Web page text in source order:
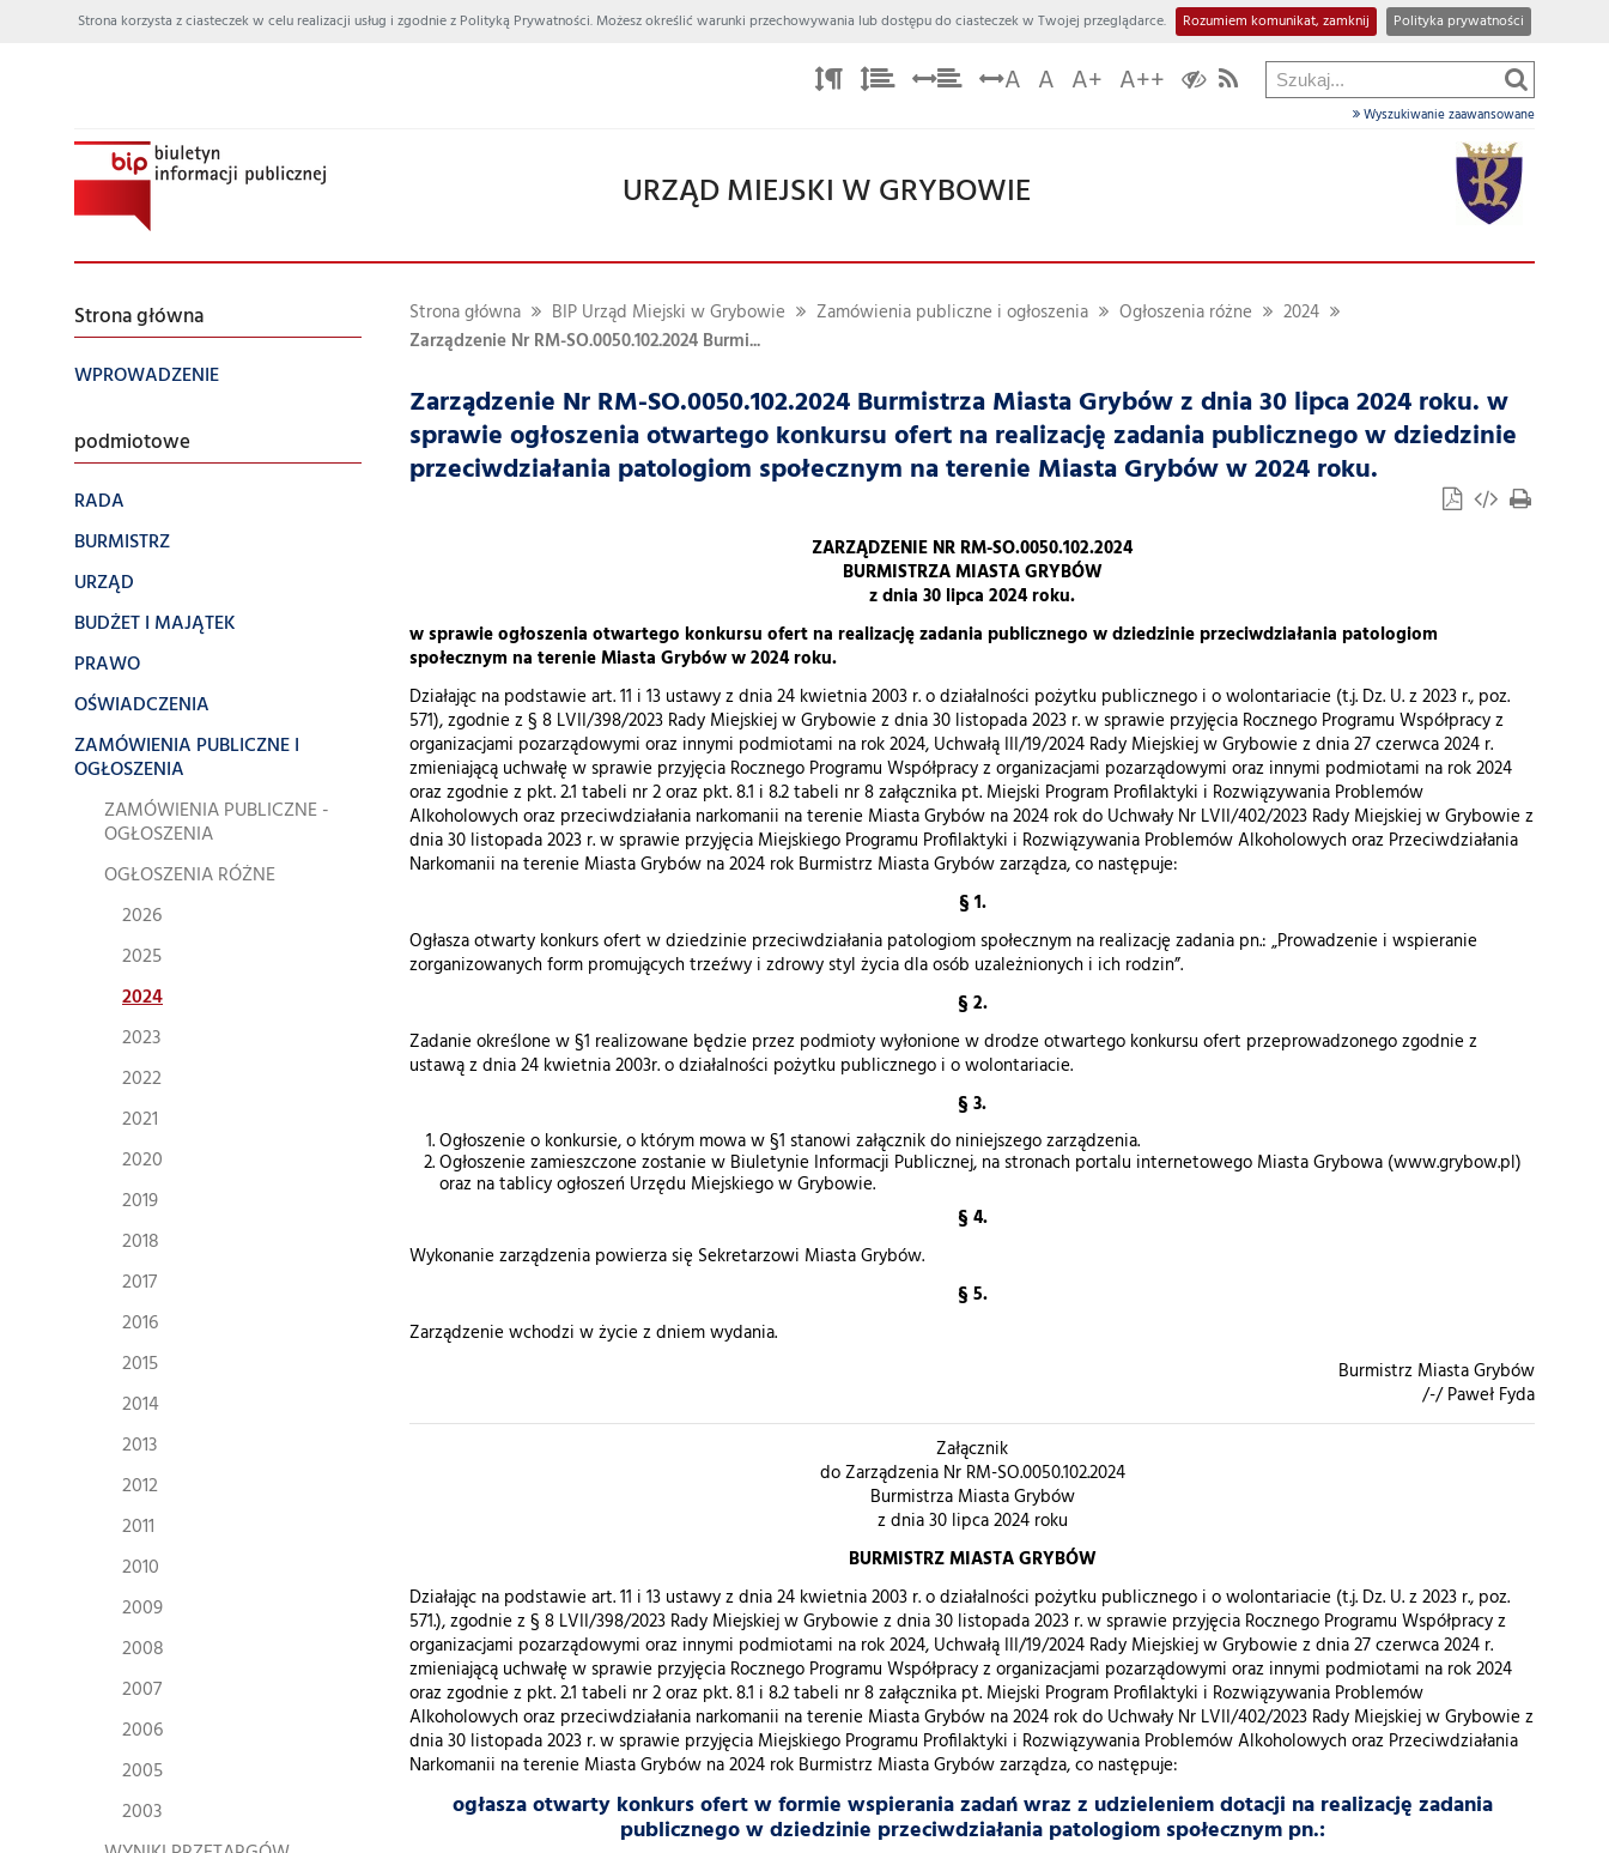
Strona korzysta z ciasteczek w celu realizacji usług i zgodnie z Polityką Prywatności. Możesz określić warunki przechowywania lub dostępu do ciasteczek w Twojej przeglądarce. Rozumiem komunikat, zamknij Polityka prywatności
A A A+ A++
Wyszukiwanie zaawansowane
URZĄD MIEJSKI W GRYBOWIE
Strona główna
WPROWADZENIE
podmiotowe
RADA
BURMISTRZ
URZĄD
BUDŻET I MAJĄTEK
PRAWO
OŚWIADCZENIA
ZAMÓWIENIA PUBLICZNE I
OGŁOSZENIA
ZAMÓWIENIA PUBLICZNE -
OGŁOSZENIA
OGŁOSZENIA RÓŻNE
2026
2025
2024
2023
2022
2021
2020
2019
2018
2017
2016
2015
2014
2013
2012
2011
2010
2009
2008
2007
2006
2005
2003
Strona główna BIP Urząd Miejski w Grybowie Zamówienia publiczne i ogłoszenia Ogłoszenia różne
2024
Zarządzenie Nr RM-SO.0050.102.2024 Burmi...
Zarządzenie Nr RM-SO.0050.102.2024 Burmistrza Miasta Grybów z dnia 30 lipca 2024 roku. w
sprawie ogłoszenia otwartego konkursu ofert na realizację zadania publicznego w dziedzinie
przeciwdziałania patologiom społecznym na terenie Miasta Grybów w 2024 roku.
ZARZĄDZENIE NR RM-SO.0050.102.2024
BURMISTRZA MIASTA GRYBÓW
z dnia 30 lipca 2024 roku.
w sprawie ogłoszenia otwartego konkursu ofert na realizację zadania publicznego w dziedzinie przeciwdziałania patologiom
społecznym na terenie Miasta Grybów w 2024 roku.
Działając na podstawie art. 11 i 13 ustawy z dnia 24 kwietnia 2003 r. o działalności pożytku publicznego i o wolontariacie (t.j. Dz. U. z 2023 r., poz.
571), zgodnie z § 8 LVII/398/2023 Rady Miejskiej w Grybowie z dnia 30 listopada 2023 r. w sprawie przyjęcia Rocznego Programu Współpracy z
organizacjami pozarządowymi oraz innymi podmiotami na rok 2024, Uchwałą III/19/2024 Rady Miejskiej w Grybowie z dnia 27 czerwca 2024 r.
zmieniającą uchwałę w sprawie przyjęcia Rocznego Programu Współpracy z organizacjami pozarządowymi oraz innymi podmiotami na rok 2024
oraz zgodnie z pkt. 2.1 tabeli nr 2 oraz pkt. 8.1 i 8.2 tabeli nr 8 załącznika pt. Miejski Program Profilaktyki i Rozwiązywania Problemów
Alkoholowych oraz przeciwdziałania narkomanii na terenie Miasta Grybów na 2024 rok do Uchwały Nr LVII/402/2023 Rady Miejskiej w Grybowie z
dnia 30 listopada 2023 r. w sprawie przyjęcia Miejskiego Programu Profilaktyki i Rozwiązywania Problemów Alkoholowych oraz Przeciwdziałania
Narkomanii na terenie Miasta Grybów na 2024 rok Burmistrz Miasta Grybów zarządza, co następuje:
§ 1.
Ogłasza otwarty konkurs ofert w dziedzinie przeciwdziałania patologiom społecznym na realizację zadania pn.: „Prowadzenie i wspieranie
zorganizowanych form promujących trzeźwy i zdrowy styl życia dla osób uzależnionych i ich rodzin”.
§ 2.
Zadanie określone w §1 realizowane będzie przez podmioty wyłonione w drodze otwartego konkursu ofert przeprowadzonego zgodnie z
ustawą z dnia 24 kwietnia 2003r. o działalności pożytku publicznego i o wolontariacie.
§ 3.
Ogłoszenie o konkursie, o którym mowa w §1 stanowi załącznik do niniejszego zarządzenia.
Ogłoszenie zamieszczone zostanie w Biuletynie Informacji Publicznej, na stronach portalu internetowego Miasta Grybowa (www.grybow.pl)
oraz na tablicy ogłoszeń Urzędu Miejskiego w Grybowie.
§ 4.
Wykonanie zarządzenia powierza się Sekretarzowi Miasta Grybów.
§ 5.
Zarządzenie wchodzi w życie z dniem wydania.
Burmistrz Miasta Grybów
/-/ Paweł Fyda
Załącznik
do Zarządzenia Nr RM-SO.0050.102.2024
Burmistrza Miasta Grybów
z dnia 30 lipca 2024 roku
BURMISTRZ MIASTA GRYBÓW
Działając na podstawie art. 11 i 13 ustawy z dnia 24 kwietnia 2003 r. o działalności pożytku publicznego i o wolontariacie (t.j. Dz. U. z 2023 r., poz.
571.), zgodnie z § 8 LVII/398/2023 Rady Miejskiej w Grybowie z dnia 30 listopada 2023 r. w sprawie przyjęcia Rocznego Programu Współpracy z
organizacjami pozarządowymi oraz innymi podmiotami na rok 2024, Uchwałą III/19/2024 Rady Miejskiej w Grybowie z dnia 27 czerwca 2024 r.
zmieniającą uchwałę w sprawie przyjęcia Rocznego Programu Współpracy z organizacjami pozarządowymi oraz innymi podmiotami na rok 2024
oraz zgodnie z pkt. 2.1 tabeli nr 2 oraz pkt. 8.1 i 8.2 tabeli nr 8 załącznika pt. Miejski Program Profilaktyki i Rozwiązywania Problemów
Alkoholowych oraz przeciwdziałania narkomanii na terenie Miasta Grybów na 2024 rok do Uchwały Nr LVII/402/2023 Rady Miejskiej w Grybowie z
dnia 30 listopada 2023 r. w sprawie przyjęcia Miejskiego Programu Profilaktyki i Rozwiązywania Problemów Alkoholowych oraz Przeciwdziałania
Narkomanii na terenie Miasta Grybów na 2024 rok Burmistrz Miasta Grybów zarządza, co następuje:
ogłasza otwarty konkurs ofert w formie wspierania zadań wraz z udzieleniem dotacji na realizację zadania
publicznego w dziedzinie przeciwdziałania patologiom społecznym pn.: